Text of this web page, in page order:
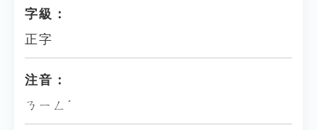
字級：
正字
注音：
ㄋㄧㄥˊ